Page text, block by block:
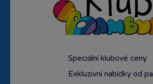
Speciální klubové ceny
Exkluzivní nabídky od